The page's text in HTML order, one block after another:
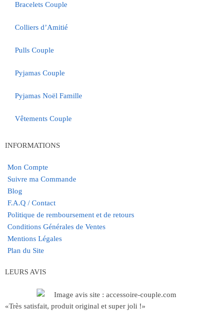
Bracelets Couple
Colliers d’Amitié
Pulls Couple
Pyjamas Couple
Pyjamas Noël Famille
Vêtements Couple
INFORMATIONS
Mon Compte
Suivre ma Commande
Blog
F.A.Q / Contact
Politique de remboursement et de retours
Conditions Générales de Ventes
Mentions Légales
Plan du Site
LEURS AVIS
«Très satisfait, produit original et super joli !»